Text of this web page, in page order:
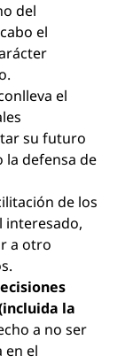
del
el
el
su futuro
la defensa de
de los
interesado,
a otro
la
a no ser
en el